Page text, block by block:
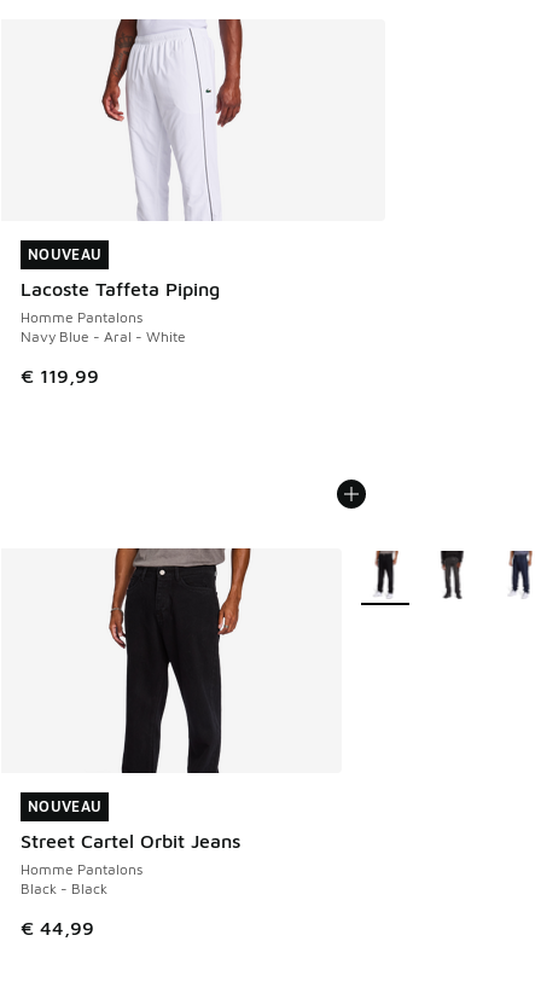
NOUVEAU
Lacoste Taffeta Piping
Homme Pantalons
Navy Blue - Aral - White
€ 119,99
NOUVEAU
NOUVEAU
Street Cartel Orbit Jeans
Homme Pantalons
Black - Black
€ 44,99
NOUVEAU
Plus de couleurs